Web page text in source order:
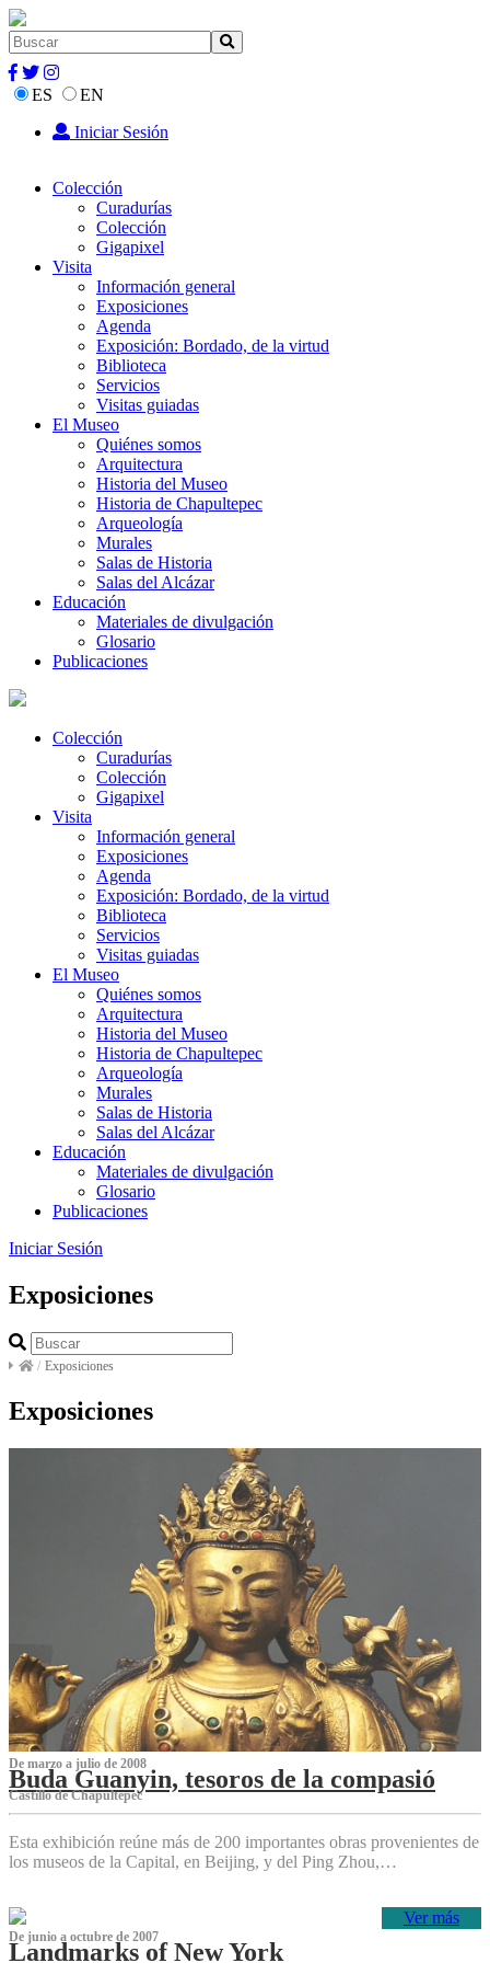
ES
EN
Iniciar Sesión
Colección
Curadurías
Colección
Gigapixel
Visita
Información general
Exposiciones
Agenda
Exposición: Bordado, de la virtud
Biblioteca
Servicios
Visitas guiadas
El Museo
Quiénes somos
Arquitectura
Historia del Museo
Historia de Chapultepec
Arqueología
Murales
Salas de Historia
Salas del Alcázar
Educación
Materiales de divulgación
Glosario
Publicaciones
Colección
Curadurías
Colección
Gigapixel
Visita
Información general
Exposiciones
Agenda
Exposición: Bordado, de la virtud
Biblioteca
Servicios
Visitas guiadas
El Museo
Quiénes somos
Arquitectura
Historia del Museo
Historia de Chapultepec
Arqueología
Murales
Salas de Historia
Salas del Alcázar
Educación
Materiales de divulgación
Glosario
Publicaciones
Iniciar Sesión
Exposiciones
/ Exposiciones
Exposiciones
De marzo a julio de 2008
Buda Guanyin, tesoros de la compasió
Castillo de Chapultepec
Esta exhibición reúne más de 200 importantes obras provenientes de
los museos de la Capital, en Beijing, y del Ping Zhou,…
Ver más
De junio a octubre de 2007
Landmarks of New York